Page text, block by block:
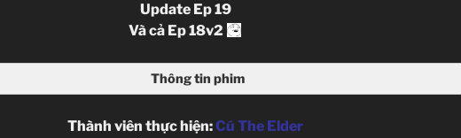
Update Ep 19
Và cả Ep 18v2
Thông tin phim
Thành viên thực hiện:Cú The Elder